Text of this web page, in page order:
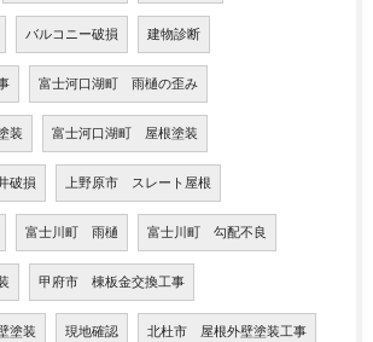
バルコニー破損 建物診断
富士河口湖町 雨樋の歪み
装 富士河口湖町 屋根塗装
破損 上野原市 スレート屋根
富士川町 雨樋 富士川町 勾配不良
甲府市 棟板金交換工事
塗装 現地確認 北杜市 屋根外壁塗装工事